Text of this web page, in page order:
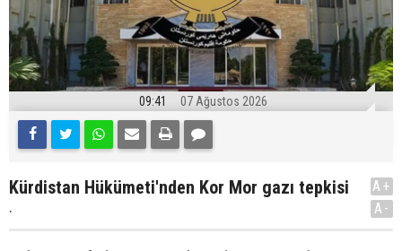
09:41 07 Ağustos 2026
Kürdistan Hükümeti'nden Kor Mor gazı tepkisi
.
A+
A-